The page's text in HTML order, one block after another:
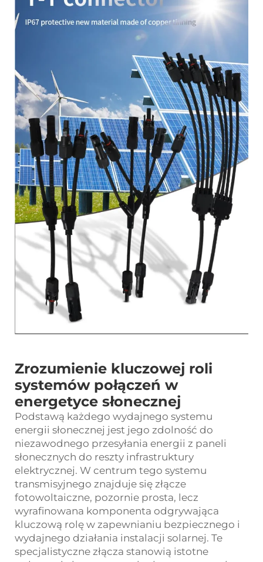
Zrozumienie kluczowej roli
systemów połączeń w
energetyce słonecznej
Podstawą każdego wydajnego systemu
energii słonecznej jest jego zdolność do
niezawodnego przesyłania energii z paneli
słonecznych do reszty infrastruktury
elektrycznej. W centrum tego systemu
transmisyjnego znajduje się złącze
fotowoltaiczne, pozornie prosta, lecz
wyrafinowana komponenta odgrywająca
kluczową rolę w zapewnianiu bezpiecznego i
wydajnego działania instalacji solarnej. Te
specjalistyczne złącza stanowią istotne